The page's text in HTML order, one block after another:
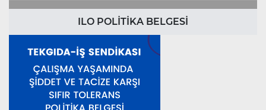
ILO POLİTİKA BELGESİ